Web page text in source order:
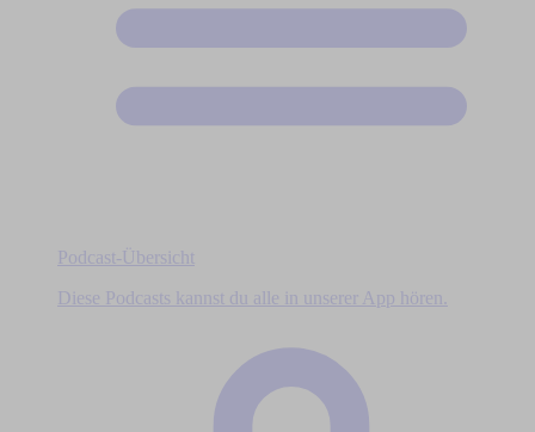
Podcast-Übersicht
Diese Podcasts kannst du alle in unserer App hören.